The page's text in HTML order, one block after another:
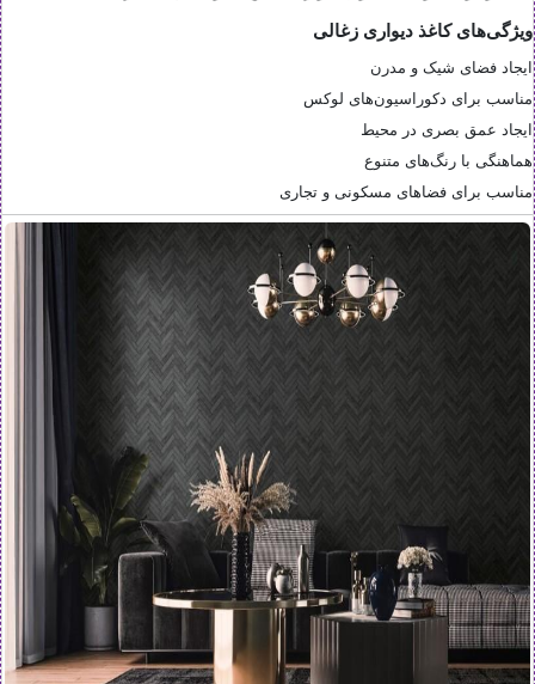
ویژگی‌های کاغذ دیواری زغالی
ایجاد فضای شیک و مدرن
مناسب برای دکوراسیون‌های لوکس
ایجاد عمق بصری در محیط
هماهنگی با رنگ‌های متنوع
مناسب برای فضاهای مسکونی و تجاری